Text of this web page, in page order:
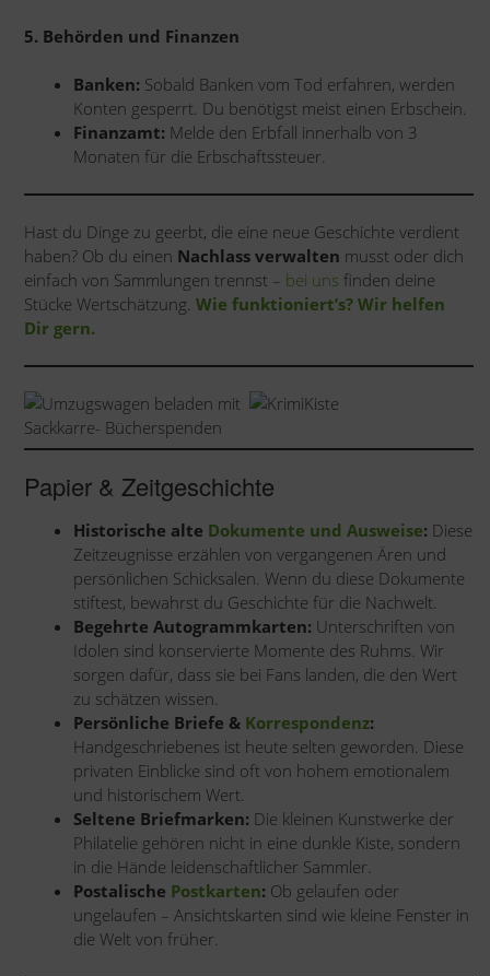
5. Behörden und Finanzen
Banken: Sobald Banken vom Tod erfahren, werden
Konten gesperrt. Du benötigst meist einen Erbschein.
Finanzamt: Melde den Erbfall innerhalb von 3
Monaten für die Erbschaftssteuer.
Hast du Dinge zu geerbt, die eine neue Geschichte verdient
haben? Ob du einen Nachlass verwalten musst oder dich
einfach von Sammlungen trennst – bei uns finden deine
Stücke Wertschätzung. Wie funktioniert’s? Wir helfen
Dir gern.
Papier & Zeitgeschichte
Historische alte Dokumente und Ausweise: Diese
Zeitzeugnisse erzählen von vergangenen Ären und
persönlichen Schicksalen. Wenn du diese Dokumente
stiftest, bewahrst du Geschichte für die Nachwelt.
Begehrte Autogrammkarten: Unterschriften von
Idolen sind konservierte Momente des Ruhms. Wir
sorgen dafür, dass sie bei Fans landen, die den Wert
zu schätzen wissen.
Persönliche Briefe & Korrespondenz:
Handgeschriebenes ist heute selten geworden. Diese
privaten Einblicke sind oft von hohem emotionalem
und historischem Wert.
Seltene Briefmarken: Die kleinen Kunstwerke der
Philatelie gehören nicht in eine dunkle Kiste, sondern
in die Hände leidenschaftlicher Sammler.
Postalische Postkarten: Ob gelaufen oder
ungelaufen – Ansichtskarten sind wie kleine Fenster in
die Welt von früher.